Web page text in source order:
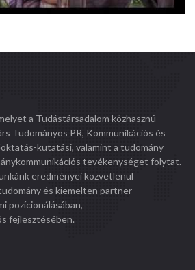
a Tudástársadalom közhasznú
Tudományos PR, Kommunikációs és
kutatási, valamint a tudomány
tevékenységet folytat.
eredményei közvetlenül
és kiemelten partner-
pozícionálásában,
fejlesztésében.